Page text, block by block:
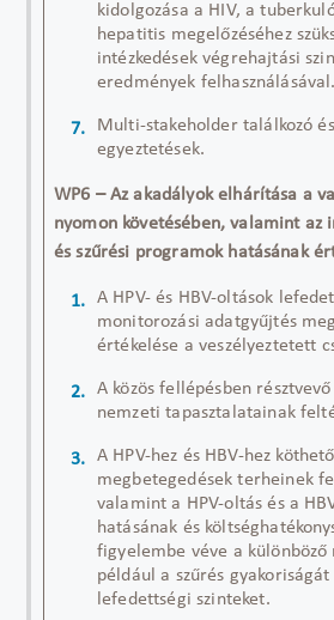
kidolgozása a HIV, a
hepatitis megelőzéséhez
intézkedések végrehajtási
eredmények felhasználásával.
Multi-stakeholdertalálkozó
egyeztetések.
WP6 – Az akadályok elhárítása a
nyomon követésében, valamint az
és szűrési programok hatásának
A HPV- és HBV-oltások
monitorozási adatgyűjtés
értékelése a veszélyeztetett
A közös fellépésben
nemzeti tapasztalatainak
A HPV-hez és HBV-hez
megbetegedések terheinek
valamint a HPV-oltás és a
hatásának és
figyelembe véve a
például a szűrés
lefedettségi szinteket.